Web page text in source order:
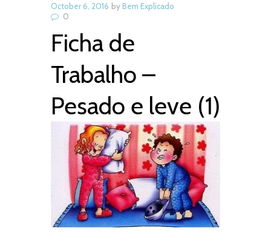
October 6, 2016 byBem Explicado
0
Ficha de
Trabalho –
Pesado e leve (1)